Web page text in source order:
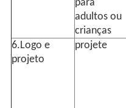
para
adultos ou
crianças
6.Logo e
projeto
projete